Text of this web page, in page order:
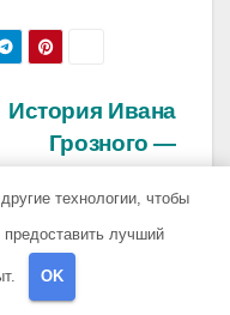
История Ивана
Грозного —
как
разнообразна
жизнь русского
монарха
технологии, чтобы
лучший
OK